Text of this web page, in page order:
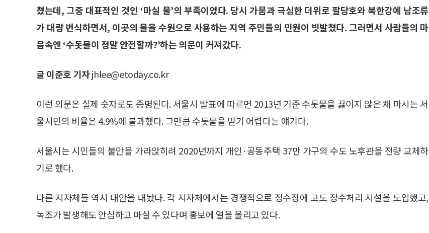
쳤는데, 그중 대표적인 것인 ‘마실 물’의 부족이었다. 당시 가뭄과 극심한 더위로 팔당호와 북한강에 남조류
가 대량 번식하면서, 이곳의 물을 수원으로 사용하는 지역 주민들의 민원이 빗발쳤다. 그러면서 사람들의 마
음속엔 ‘수돗물이 정말 안전할까?’하는 의문이 커져갔다.
글 이준호 기자jhlee@etoday.co.kr
이런 의문은 실제 숫자로도 증명된다. 서울시 발표에 따르면 2013년 기준 수돗물을 끓이지 않은 채 마시는 서
울시민의 비율은 4.9%에 불과했다. 그만큼 수돗물을 믿기 어렵다는 얘기다.
서울시는 시민들의 불안을 가라앉히려 2020년까지 개인·공동주택 37만 가구의 수도 노후관을 전량 교체하
기로 했다.
다른 지자체들 역시 대안을 내놨다. 각 지자체에서는 경쟁적으로 정수장에 고도 정수처리 시설을 도입했고,
녹조가 발생해도 안심하고 마실 수 있다며 홍보에 열을 올리고 있다.